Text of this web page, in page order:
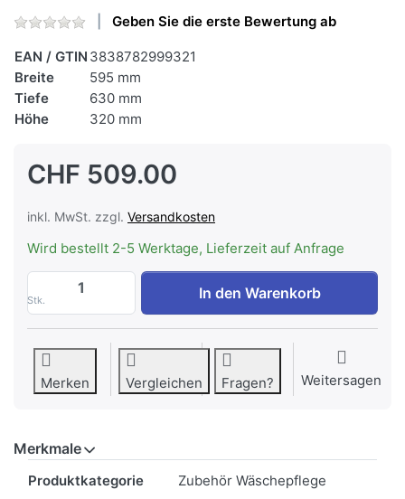
Geben Sie die erste Bewertung ab
EAN / GTIN 3838782999321
Breite
595 mm
Tiefe
630 mm
Höhe
320 mm
CHF 509.00
inkl. MwSt. zzgl. Versandkosten
Wird bestellt 2-5 Werktage, Lieferzeit auf Anfrage
Stk.
ASKO HP320W Sockelschublade
In den Warenkorb
Merken Vergleichen Fragen? Weitersagen
Merkmale
Produktkategorie Zubehör Wäschepflege